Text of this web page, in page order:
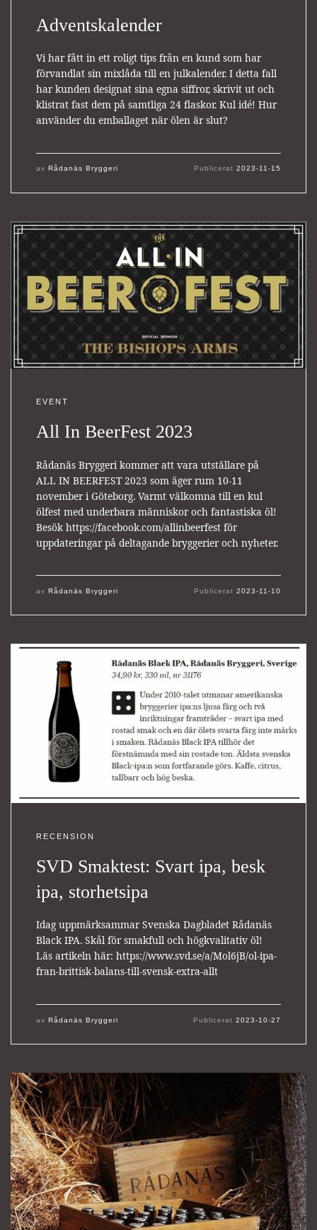
Adventskalender
Vi har fått in ett roligt tips från en kund som har
förvandlat sin mixlåda till en julkalender. I detta fall
har kunden designat sina egna siffror, skrivit ut och
klistrat fast dem på samtliga 24 flaskor. Kul idé! Hur
använder du emballaget när ölen är slut?
av Rådanäs Bryggeri Publicerat2023-11-15
EVENT
All In BeerFest 2023
Rådanäs Bryggeri kommer att vara utställare på
ALL IN BEERFEST 2023 som äger rum 10-11
november i Göteborg. Varmt välkomna till en kul
ölfest med underbara människor och fantastiska öl!
Besök https://facebook.com/allinbeerfest för
uppdateringar på deltagande bryggerier och nyheter.
av Rådanäs Bryggeri Publicerat2023-11-10
RECENSION
SVD Smaktest: Svart ipa, besk
ipa, storhetsipa
Idag uppmärksammar Svenska Dagbladet Rådanäs
Black IPA. Skål för smakfull och högkvalitativ öl!
Läs artikeln här: https://www.svd.se/a/Mol6jB/ol-ipa-
fran-brittisk-balans-till-svensk-extra-allt
av Rådanäs Bryggeri Publicerat2023-10-27